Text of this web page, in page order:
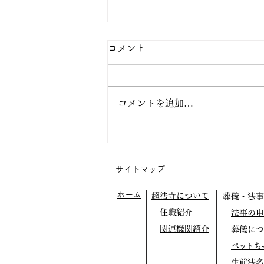
八月の行事予定
方での新盆参りがあるため休会し
ます。 七日（金曜）正行寺布教
講師/艸香雄道師
教使］ 二十四日（月曜）正満寺
南柏分院布教［千葉県柏市］10
時〜40分一席
コメント
コメントを追加…
サイトマップ
ホーム
超法寺について
住職紹介
関連機関紹介
葬儀・法
法事の
葬儀に
ペットち